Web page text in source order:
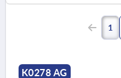
1
K0278 AG